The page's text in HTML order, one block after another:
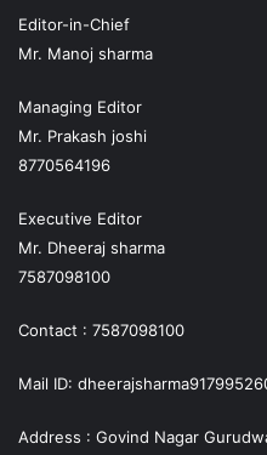
Editor-in-Chief
Mr. Manoj sharma
Managing Editor
Mr. Prakash joshi
8770564196
Executive Editor
Mr. Dheeraj sharma
7587098100
Contact : 7587098100
Mail ID:
Address : Govind Nagar